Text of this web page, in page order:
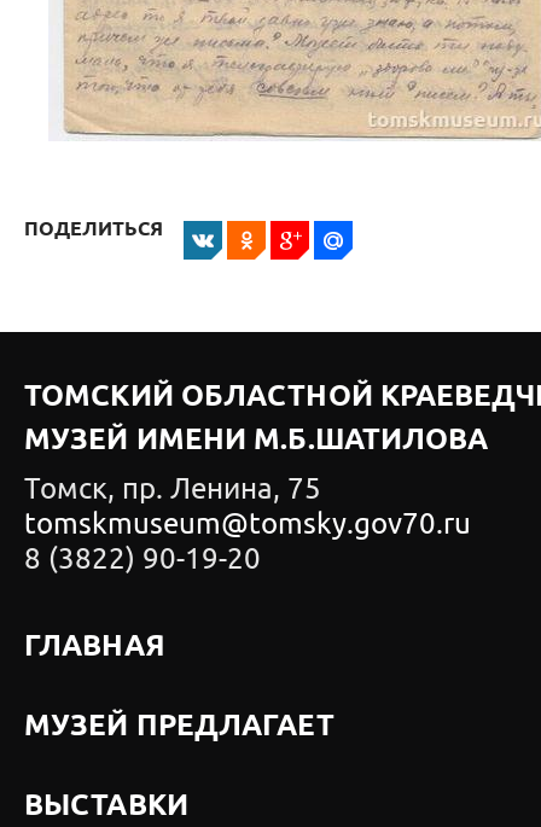
ПОДЕЛИТЬСЯ
ТОМСКИЙ ОБЛАСТНОЙ
МУЗЕЙ ИМЕНИ М.Б.ШАТИЛОВА
Томск, пр. Ленина, 75
tomskmuseum@tomsky.gov70.ru
8 (3822) 90-19-20
ГЛАВНАЯ
МУЗЕЙ ПРЕДЛАГАЕТ
ВЫСТАВКИ